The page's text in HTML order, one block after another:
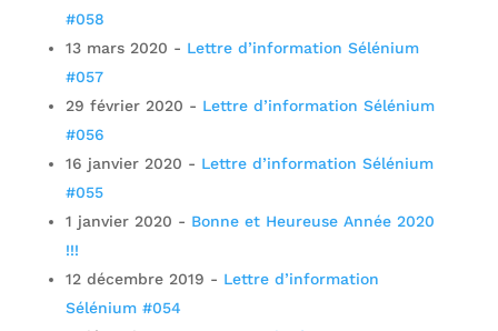
#058
13 mars 2020 - Lettre d’information Sélénium
#057
29 février 2020 - Lettre d’information Sélénium
#056
16 janvier 2020 - Lettre d’information Sélénium
#055
1 janvier 2020 - Bonne et Heureuse Année 2020
!!!
12 décembre 2019 - Lettre d’information
Sélénium #054